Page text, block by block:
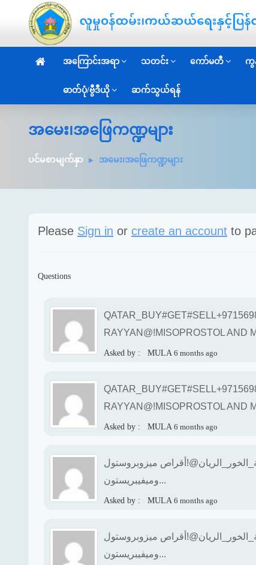
အကြောင်းအရာ သတင်း ကော်မတီ ကွ
ဓာတ်ပုံ/ဗွီဒီယို ဆက်သွယ်ရန်
အမေး၊အဖြေကဏ္ဍများ
ပင်မစာမျက်နှာ အမေး၊အဖြေကဏ္ဍများ
Please Sign in or create an account to
Questions
RAYYAN@!MISOPROSTOL AND
Asked by : MULA 6 months ago
RAYYAN@!MISOPROSTOL AND
Asked by : MULA 6 months ago
الإجهاض في الدوحة_الخور_الريان@!أقراص ميزوبروستول
وميفيبريستون...
Asked by : MULA 6 months ago
الإجهاض في الدوحة_الخور_الريان@!أقراص ميزوبروستول
وميفيبريستون...